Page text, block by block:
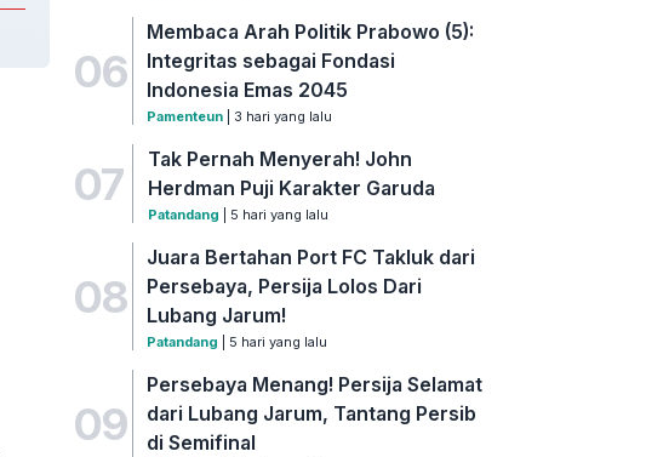
06
Membaca Arah Politik Prabowo (5):
Integritas sebagai Fondasi
Indonesia Emas 2045
Pamenteun | 3 hari yang lalu
07
Tak Pernah Menyerah! John
Herdman Puji Karakter Garuda
Patandang | 5 hari yang lalu
08
Juara Bertahan Port FC Takluk dari
Persebaya, Persija Lolos Dari
Lubang Jarum!
Patandang | 5 hari yang lalu
09
Persebaya Menang! Persija Selamat
dari Lubang Jarum, Tantang Persib
di Semifinal